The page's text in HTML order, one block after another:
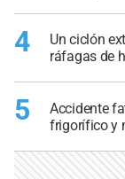
4
Un ciclón
ráfagas de
5
Accidente
frigorífico y